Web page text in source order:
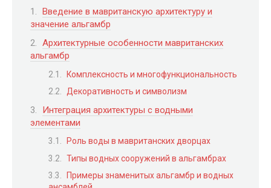
Введение в мавританскую архитектуру и
значение альгамбр
Архитектурные особенности мавританских
альгамбр
Комплексность и многофункциональность
Декоративность и символизм
Интеграция архитектуры с водными
элементами
Роль воды в мавританских дворцах
Типы водных сооружений в альгамбрах
Примеры знаменитых альгамбр и водных